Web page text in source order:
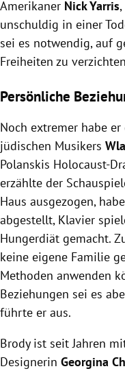
Amerikaner Nick Yarris
unschuldig in einer
sei es notwendig, auf
Freiheiten zu
Persönliche
Noch extremer habe
jüdischen Musikers
Polanskis Holocaust-
erzählte der
Haus ausgezogen,
abgestellt, Klavier
Hungerdiät gemacht.
keine eigene Familie
Methoden anwenden
Beziehungen sei es
führte er aus.
Brody ist seit Jahren
Designerin Georgina